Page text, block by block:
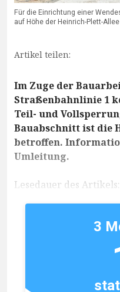
Für die Einrichtung einer
auf Höhe der Heinrich-Plett-
Artikel teilen:
Im Zuge der
Straßenbahnlinie 1
Teil- und
Bauabschnitt ist die
betroffen.
Umleitung.
Lesedauer des
3